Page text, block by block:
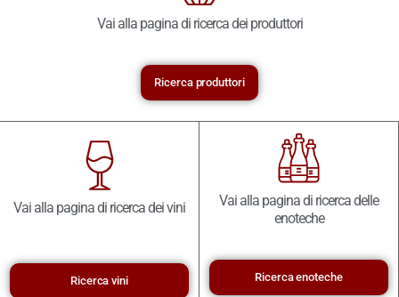
Vai alla pagina di ricerca dei produttori
Ricerca produttori
Vai alla pagina di ricerca dei vini
Ricerca vini
Vai alla pagina di ricerca delle
enoteche
Ricerca enoteche